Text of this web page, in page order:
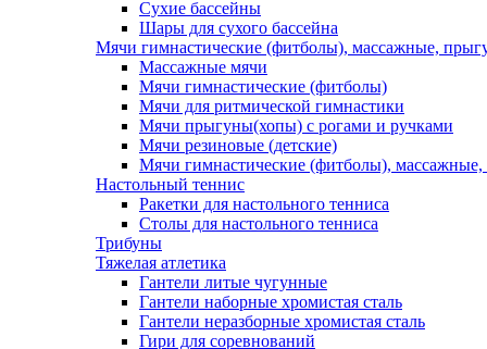
Сухие бассейны
Шары для сухого бассейна
Мячи гимнастические (фитболы), массажные,
Массажные мячи
Мячи гимнастические (фитболы)
Мячи для ритмической гимнастики
Мячи прыгуны(хопы) с рогами и ручками
Мячи резиновые (детские)
Мячи гимнастические (фитболы),
Настольный теннис
Ракетки для настольного тенниса
Столы для настольного тенниса
Трибуны
Тяжелая атлетика
Гантели литые чугунные
Гантели наборные хромистая сталь
Гантели неразборные хромистая сталь
Гири для соревнований